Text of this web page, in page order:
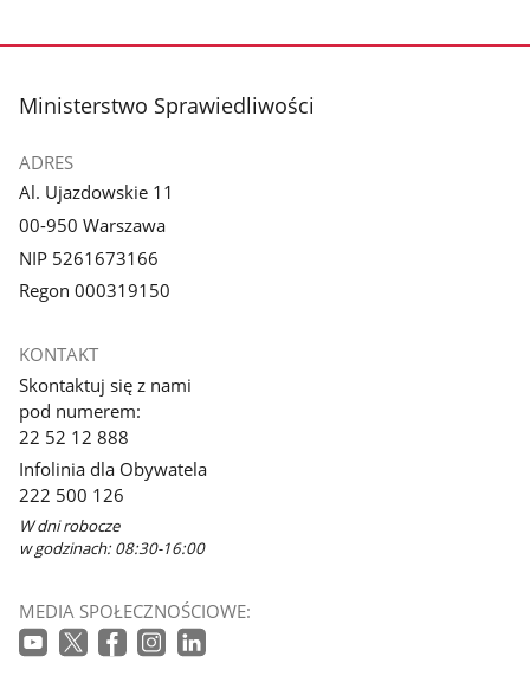
stopka
Ministerstwo Sprawiedliwości
ADRES
Al. Ujazdowskie 11
00-950 Warszawa
NIP 5261673166
Regon 000319150
KONTAKT
Skontaktuj się z nami
pod numerem:
22 52 12 888
Infolinia dla Obywatela
222 500 126
W dni robocze
w godzinach: 08:30-16:00
MEDIA SPOŁECZNOŚCIOWE: